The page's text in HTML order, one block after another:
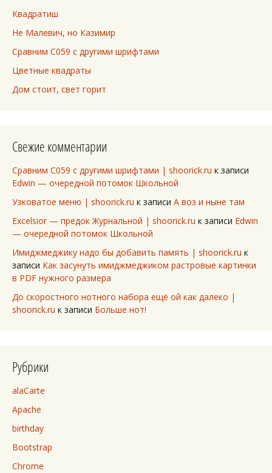
Квадратиш
Не Малевич, но Казимир
Сравним C059 с другими шрифтами
Цветные квадраты
Дом стоит, свет горит
Свежие комментарии
Сравним C059 с другими шрифтами | shoorick.ru к записи
Edwin — очередной потомок Школьной
Узковатое меню | shoorick.ru к записи А воз и ныне там
Excelsior — предок Журнальной | shoorick.ru к записи Edwin
— очередной потомок Школьной
Имиджмеджику надо бы добавить память | shoorick.ru к
записи Как засунуть имиджмеджиком растровые картинки
в PDF нужного размера
До скоростного нотного набора ещё ой как далеко |
shoorick.ru к записи Больше нот!
Рубрики
alaCarte
Apache
birthday
Bootstrap
Chrome